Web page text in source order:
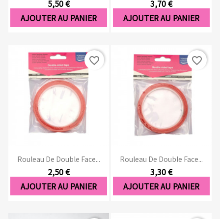
5,50 €
AJOUTER AU PANIER
3,70 €
AJOUTER AU PANIER
Rouleau De Double Face...
2,50 €
AJOUTER AU PANIER
favorite_border
Rouleau De Double Face...
3,30 €
AJOUTER AU PANIER
favorite_border